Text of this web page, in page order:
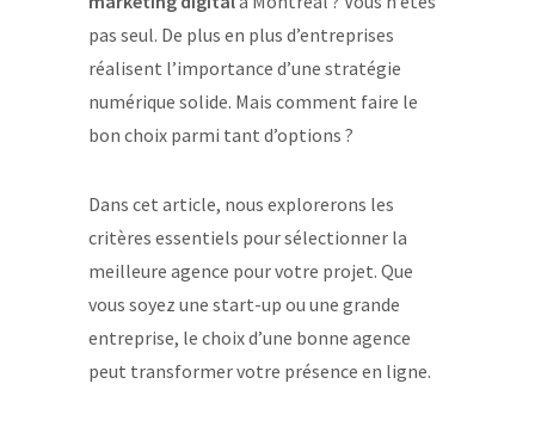
pas seul. De plus en plus d’entreprises
réalisent l’importance d’une stratégie
numérique solide. Mais comment faire le
bon choix parmi tant d’options ?
Dans cet article, nous explorerons les
critères essentiels pour sélectionner la
meilleure agence pour votre projet. Que
vous soyez une start-up ou une grande
entreprise, le choix d’une bonne agence
peut transformer votre présence en ligne.